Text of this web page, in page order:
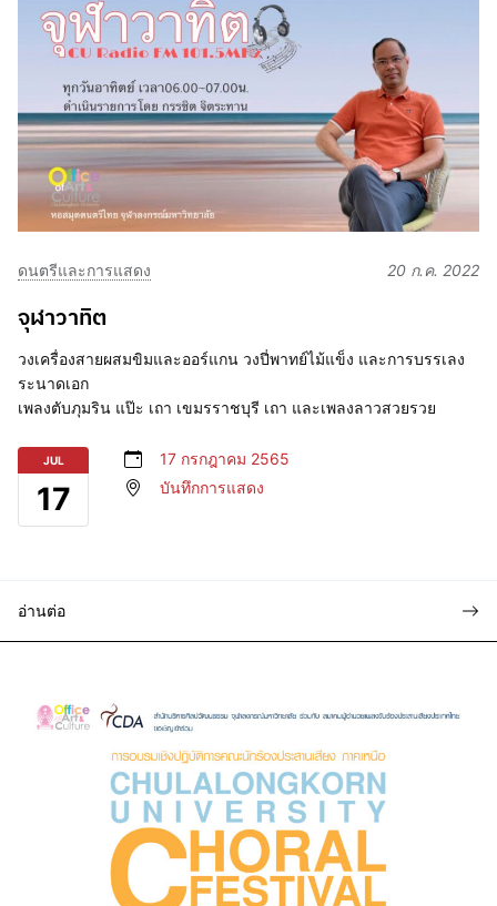
ดนตรีและการแสดง 20 ก.ค. 2022
จุฬาวาทิต
วงเครื่องสายผสมขิมและออร์แกน วงปี่พาทย์ไม้แข็ง และการบรรเลง
ระนาดเอก
เพลงตับภุมริน แป๊ะ เถา เขมรราชบุรี เถา และเพลงลาวสวยรวย
JUL
17
17 กรกฎาคม 2565
บันทึกการแสดง
อ่านต่อ